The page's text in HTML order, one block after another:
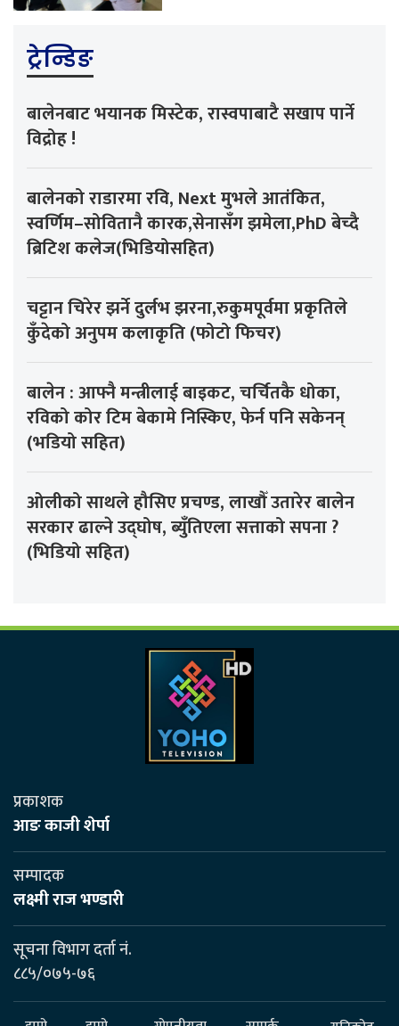
ट्रेन्डिङ
बालेनबाट भयानक मिस्टेक, रास्वपाबाटै सखाप पार्ने
विद्रोह !
बालेनको राडारमा रवि, Next मुभले आतंकित,
स्वर्णिम–सोवितानै कारक,सेनासँग झमेला,PhD बेच्दै
ब्रिटिश कलेज(भिडियोसहित)
चट्टान चिरेर झर्ने दुर्लभ झरना,रुकुमपूर्वमा प्रकृतिले
कुँदेको अनुपम कलाकृति (फोटो फिचर)
बालेन : आफ्नै मन्त्रीलाई बाइकट, चर्चितकै धोका,
रविको कोर टिम बेकामे निस्किए, फेर्न पनि सकेनन्
(भडियो सहित)
ओलीको साथले हौसिए प्रचण्ड, लाखौँ उतारेर बालेन
सरकार ढाल्ने उद्घोष, ब्युँतिएला सत्ताको सपना ?
(भिडियो सहित)
प्रकाशक
आङ काजी शेर्पा
सम्पादक
लक्ष्मी राज भण्डारी
सूचना विभाग दर्ता नं.
८८५/०७५-७६